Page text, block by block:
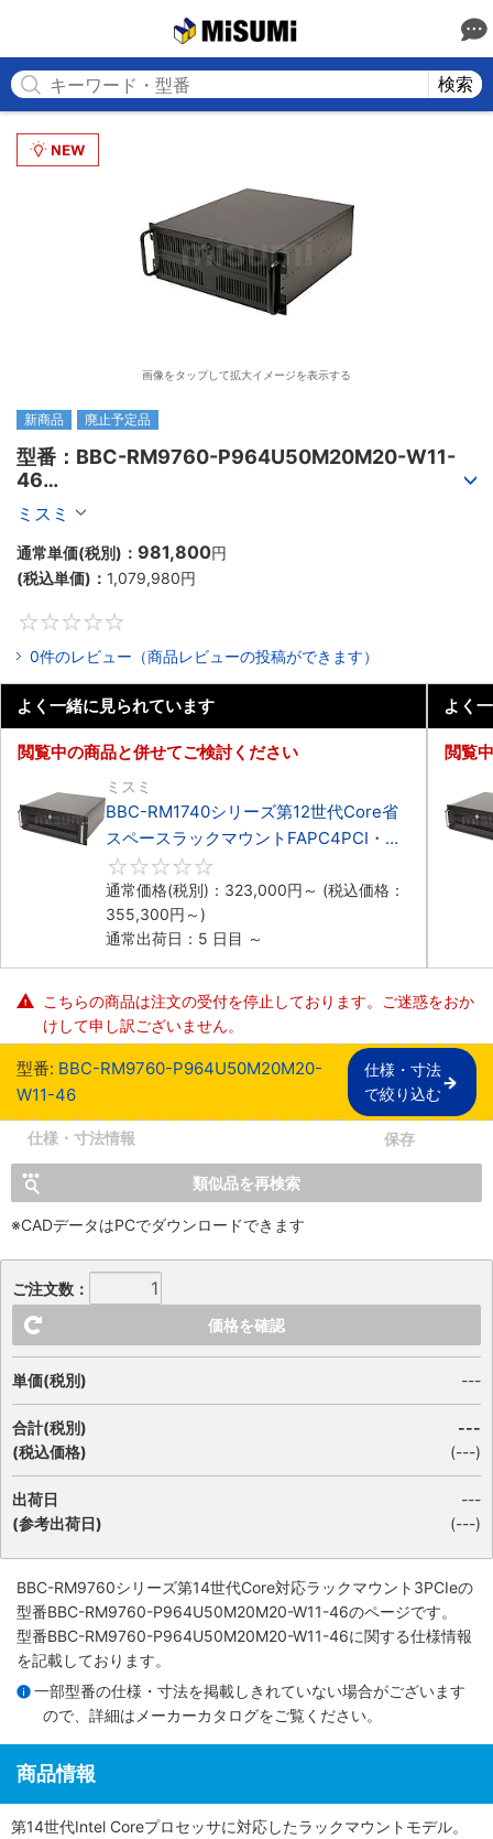
検索
画像をタップして拡大イメージを表示する
新商品 廃止予定品
型番：BBC-RM9760-P964U50M20M20-W11-
46
BBC-RM9760シリーズ第14世代Core対応ラック
マウント3PCIe
ミスミ
通常単価(税別)： 981,800円
(税込単価)： 1,079,980円
0件のレビュー（商品レビューの投稿ができます）
よく一緒に見られています
閲覧中の商品と併せてご検討ください
ミスミ
BBC-RM1740シリーズ第12世代Core省
スペースラックマウントFAPC4PCI・
3PCIe
通常価格(税別)： 323,000円 ～ (税込価格：
355,300円 ～)
通常出荷日：5 日目 ～
よく
閲覧
こちらの商品は注文の受付を停止しております。ご迷惑をおか
けして申し訳ございません。
型番: BBC-RM9760-P964U50M20M20-
W11-46
仕様・寸法
で絞り込む
仕様・寸法情報 保存
類似品を再検索
※CADデータはPCでダウンロードできます
ご注文数：
価格を確認
単価(税別) ---
合計(税別)
(税込価格)
---
(---)
出荷日
(参考出荷日)
---
(---)
BBC-RM9760シリーズ第14世代Core対応ラックマウント3PCIeの
型番BBC-RM9760-P964U50M20M20-W11-46のページです。
型番BBC-RM9760-P964U50M20M20-W11-46に関する仕様情報
を記載しております。
一部型番の仕様・寸法を掲載しきれていない場合がございます
ので、詳細は メーカーカタログをご覧ください。
商品情報
第14世代Intel Coreプロセッサに対応したラックマウントモデル。